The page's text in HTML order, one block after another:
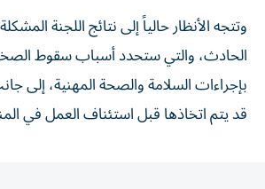
وتتجه الأنظار حالياً إلى نتائج اللجنة
الحادث، والتي ستحدد أسباب سقوط
بإجراءات السلامة والصحة المهنية، إلى
قد يتم اتخاذها قبل استئناف العمل في